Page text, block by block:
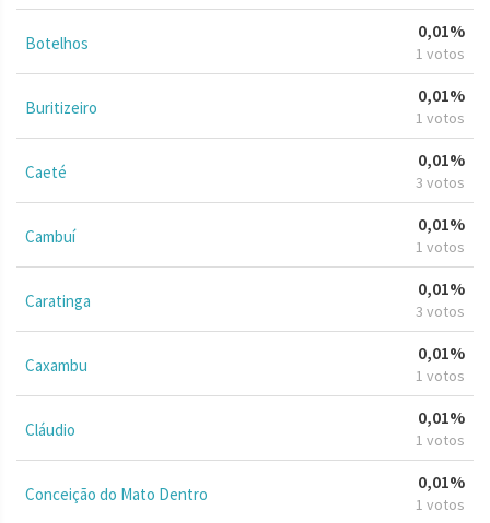
Botelhos
0,01%
1 votos
Buritizeiro
0,01%
1 votos
Caeté
0,01%
3 votos
Cambuí
0,01%
1 votos
Caratinga
0,01%
3 votos
Caxambu
0,01%
1 votos
Cláudio
0,01%
1 votos
Conceição do Mato Dentro
0,01%
1 votos